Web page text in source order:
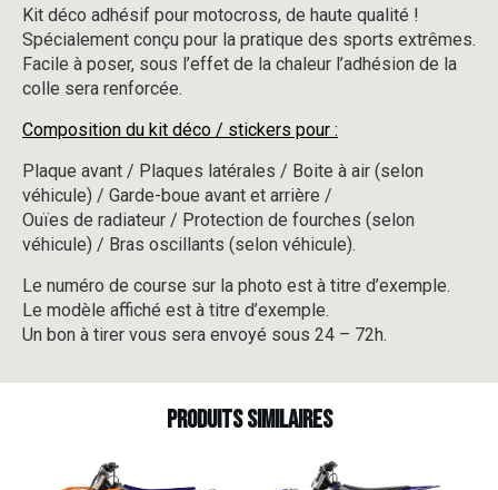
2DR8
-
WHITE
Kit déco adhésif pour motocross, de haute qualité !
Spécialement conçu pour la pratique des sports extrêmes.
Facile à poser, sous l’effet de la chaleur l’adhésion de la
colle sera renforcée.
Composition du kit déco / stickers pour :
Plaque avant / Plaques latérales / Boite à air (selon
véhicule) / Garde-boue avant et arrière /
Ouïes de radiateur / Protection de fourches (selon
véhicule) / Bras oscillants (selon véhicule).
Le numéro de course sur la photo est à titre d’exemple.
Le modèle affiché est à titre d’exemple.
Un bon à tirer vous sera envoyé sous 24 – 72h.
Produits similaires